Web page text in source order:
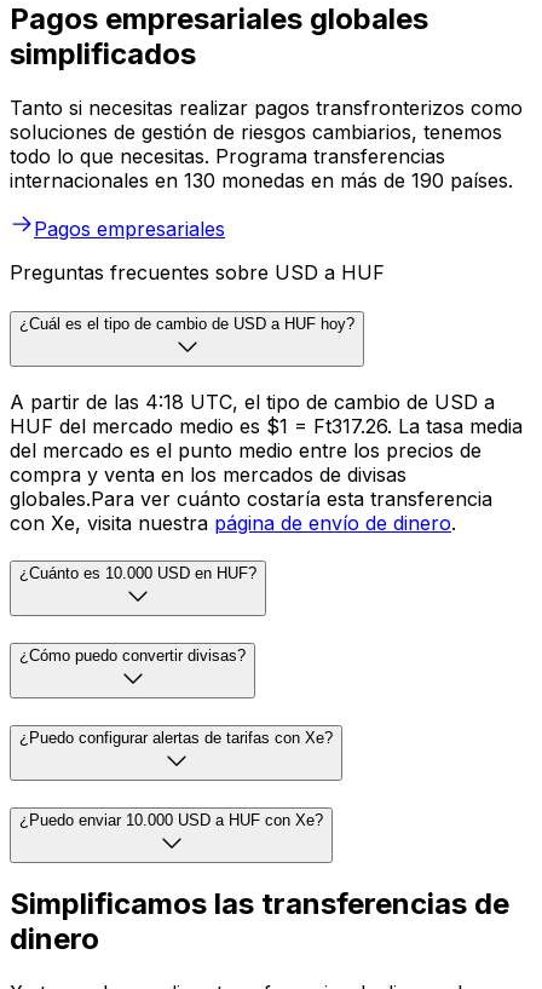
Pagos empresariales globales
simplificados
Tanto si necesitas realizar pagos transfronterizos como
soluciones de gestión de riesgos cambiarios, tenemos
todo lo que necesitas. Programa transferencias
internacionales en 130 monedas en más de 190 países.
Pagos empresariales
Preguntas frecuentes sobre USD a HUF
¿Cuál es el tipo de cambio de USD a HUF hoy?
A partir de las 4:18 UTC, el tipo de cambio de USD a
HUF del mercado medio es $1 = Ft317.26. La tasa media
del mercado es el punto medio entre los precios de
compra y venta en los mercados de divisas
globales.Para ver cuánto costaría esta transferencia
con Xe, visita nuestra página de envío de dinero.
¿Cuánto es 10.000 USD en HUF?
¿Cómo puedo convertir divisas?
¿Puedo configurar alertas de tarifas con Xe?
¿Puedo enviar 10.000 USD a HUF con Xe?
Simplificamos las transferencias de
dinero